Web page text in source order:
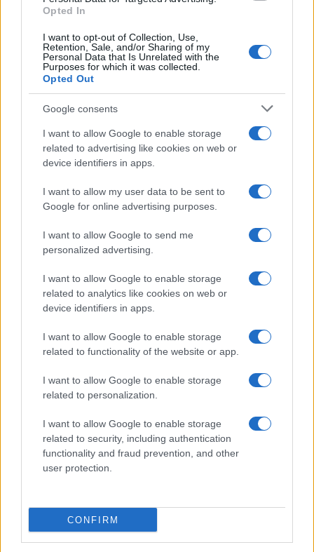
Opted In
I want to opt-out of Collection, Use,
Retention, Sale, and/or Sharing of my
Personal Data that Is Unrelated with the
Purposes for which it was collected.
Opted Out
Google consents
I want to allow Google to enable storage
related to advertising like cookies on web or
device identifiers in apps.
I want to allow my user data to be sent to
Google for online advertising purposes.
I want to allow Google to send me
personalized advertising.
I want to allow Google to enable storage
related to analytics like cookies on web or
device identifiers in apps.
I want to allow Google to enable storage
related to functionality of the website or app.
I want to allow Google to enable storage
related to personalization.
I want to allow Google to enable storage
related to security, including authentication
functionality and fraud prevention, and other
user protection.
CONFIRM
Επίδομα θέρμανσης: Η ημερομηνία της πρώτης
πληρωμής